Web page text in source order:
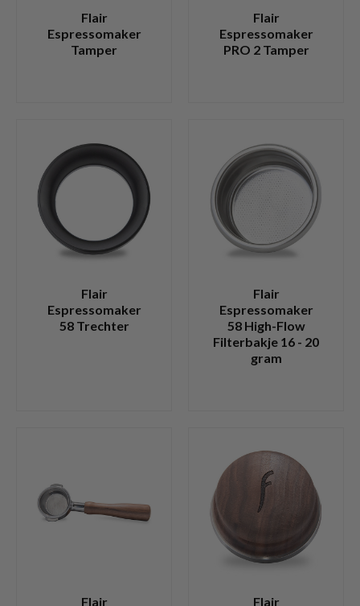
Flair
Espressomaker
Tamper
Flair
Espressomaker
PRO 2 Tamper
Flair
Espressomaker
58 Trechter
Flair
Espressomaker
58 High-Flow
Filterbakje 16 - 20
gram
Flair Flair